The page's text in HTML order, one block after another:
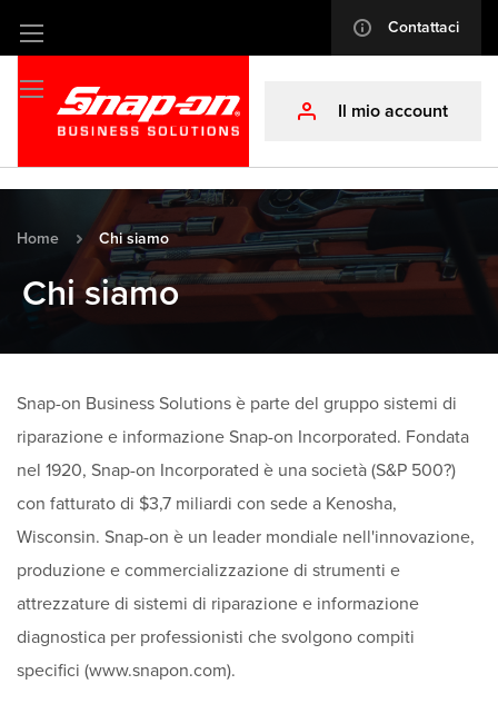
Salta
al
contenuto
info Contattaci
profile Il mio account
Home Chi siamo
Chi siamo
Snap-on Business Solutions è parte del gruppo sistemi di
riparazione e informazione Snap-on Incorporated. Fondata
nel 1920, Snap-on Incorporated è una società (S&P 500?)
con fatturato di $3,7 miliardi con sede a Kenosha,
Wisconsin. Snap-on è un leader mondiale nell'innovazione,
produzione e commercializzazione di strumenti e
attrezzature di sistemi di riparazione e informazione
diagnostica per professionisti che svolgono compiti
specifici (www.snapon.com).